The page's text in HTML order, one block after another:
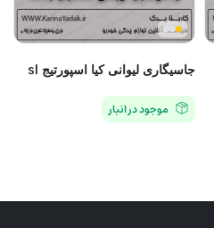
جاسیگاری لیوانی کیا اسپورتیج sl
موجود در انبار